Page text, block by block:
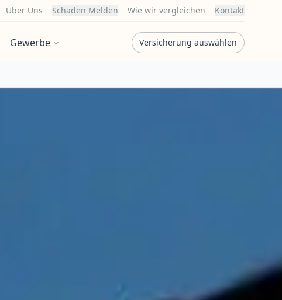
Über Uns Schaden Melden Wie wir vergleichen Kontakt
Gewerbe Versicherung auswählen